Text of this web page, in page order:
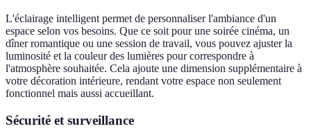
L'éclairage intelligent permet de personnaliser l'ambiance d'un
espace selon vos besoins. Que ce soit pour une soirée cinéma, un
dîner romantique ou une session de travail, vous pouvez ajuster la
luminosité et la couleur des lumières pour correspondre à
l'atmosphère souhaitée. Cela ajoute une dimension supplémentaire à
votre décoration intérieure, rendant votre espace non seulement
fonctionnel mais aussi accueillant.
Sécurité et surveillance